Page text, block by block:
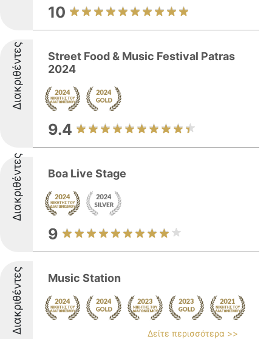
10
Διακριθέντες
Street Food & Music Festival Patras
2024
9.4
Διακριθέντες Boa Live Stage
9
Διακριθέντες Music Station
Δείτε περισσότερα >>